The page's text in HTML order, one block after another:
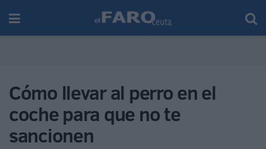
Cómo llevar al perro en el
coche para que no te
sancionen